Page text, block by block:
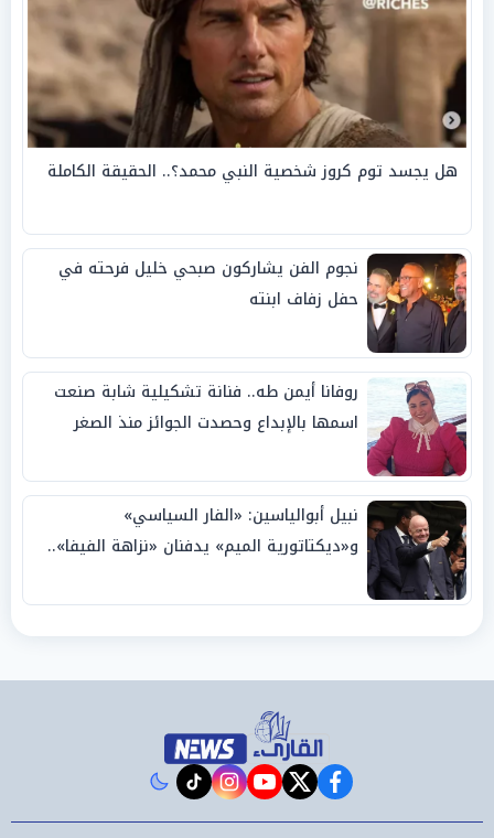
هل يجسد توم كروز شخصية النبي محمد؟.. الحقيقة الكاملة
نجوم الفن يشاركون صبحي خليل فرحته في
حفل زفاف ابنته
روفانا أيمن طه.. فنانة تشكيلية شابة صنعت
اسمها بالإبداع وحصدت الجوائز منذ الصغر
نبيل أبوالياسين: «الفار السياسي»
و«ديكتاتورية الميم» يدفنان «نزاهة الفيفا»..
facebook
twitter
youtube
instagram
tiktok